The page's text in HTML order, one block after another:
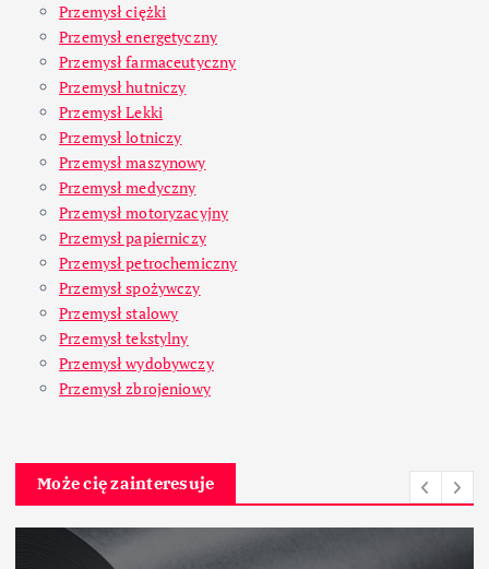
Przemysł ciężki
Przemysł energetyczny
Przemysł farmaceutyczny
Przemysł hutniczy
Przemysł Lekki
Przemysł lotniczy
Przemysł maszynowy
Przemysł medyczny
Przemysł motoryzacyjny
Przemysł papierniczy
Przemysł petrochemiczny
Przemysł spożywczy
Przemysł stalowy
Przemysł tekstylny
Przemysł wydobywczy
Przemysł zbrojeniowy
Może cię zainteresuje